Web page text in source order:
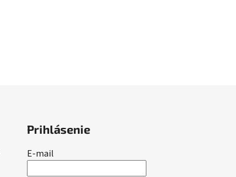
Prihlásenie
E-mail